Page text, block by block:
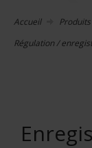
Accueil Produits
Régulation /